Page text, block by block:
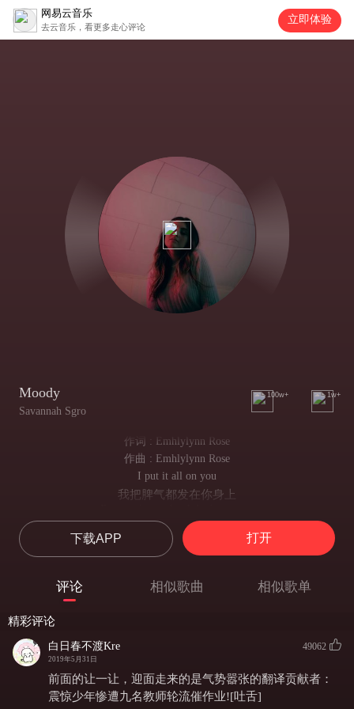
网易云音乐
去云音乐，看更多走心评论
立即体验
Moody
Savannah Sgro
100w+ 1w+
作词 : Emhlylynn Rose
作曲 : Emhlylynn Rose
I put it all on you
我把脾气都发在你身上
但你要知道我不是故意的
I do a damn good job
你每次问我怎么了
我都会开始大发雷霆
But you know that I don't mean to
Don't know how you haven't run off
我不明白你为什么还不远离我
下载APP 打开
评论 相似歌曲 相似歌单
精彩评论
白日春不渡Kre
2019年5月31日
49062
前面的让一让，迎面走来的是气势嚣张的翻译贡献者：
震惊少年惨遭九名教师轮流催作业![吐舌]